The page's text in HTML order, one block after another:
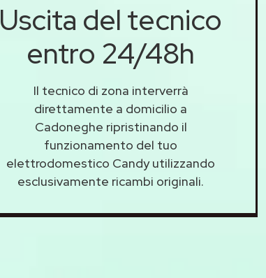
Uscita del tecnico
entro 24/48h
Il tecnico di zona interverrà
direttamente a domicilio a
Cadoneghe ripristinando il
funzionamento del tuo
elettrodomestico Candy utilizzando
esclusivamente ricambi originali.